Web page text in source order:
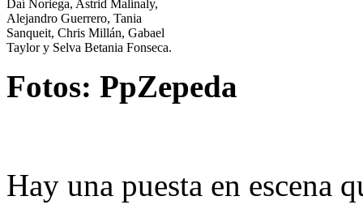
Daí Noriega, Astrid Malinaly,
Alejandro Guerrero, Tania
Sanqueit, Chris Millán, Gabael
Taylor y Selva Betania Fonseca.
Fotos: PpZepeda
Hay una puesta en escena